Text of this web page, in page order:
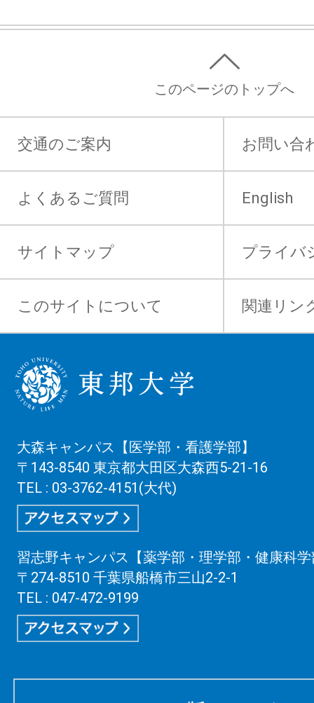
このページのトップへ
交通のご案内 お問い合
よくあるご質問 English
サイトマップ プライバ
このサイトについて 関連リン
大森キャンパス【医学部・看護学部】
〒143-8540 東京都大田区大森西5-21-16
TEL : 03-3762-4151(大代)
習志野キャンパス【薬学部・理学部・健康科
〒274-8510 千葉県船橋市三山2-2-1
TEL : 047-472-9199